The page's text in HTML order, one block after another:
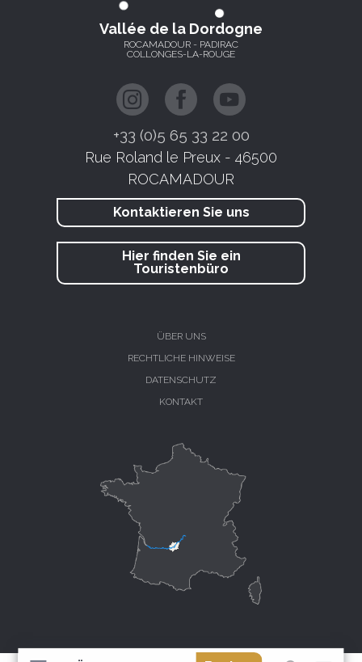
Vallée de la Dordogne
ROCAMADOUR - PADIRAC
COLLONGES-LA-ROUGE
+33 (0)5 65 33 22 00
Rue Roland le Preux - 46500
ROCAMADOUR
Kontaktieren Sie uns
Hier finden Sie ein
Touristenbüro
ÜBER UNS
RECHTLICHE HINWEISE
DATENSCHUTZ
KONTAKT